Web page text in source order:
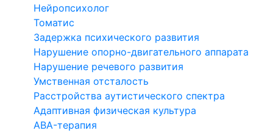
Нейропсихолог
Томатис
Задержка психического развития
Нарушение опорно-двигательного аппарата
Нарушение речевого развития
Умственная отсталость
Расстройства аутистического спектра
Адаптивная физическая культура
ABA-терапия